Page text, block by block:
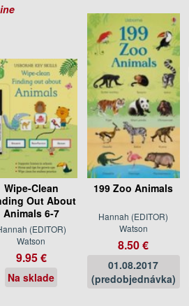
Wipe-Clean
Out About
Animals 6-7
(EDITOR)
Watson
9.95 €
Na sklade
199 Zoo Animals
Hannah (EDITOR)
Watson
8.50 €
01.08.2017
(predobjednávka)